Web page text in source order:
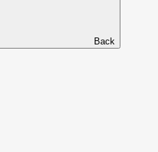
Back